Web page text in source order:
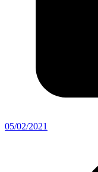
05/02/2021